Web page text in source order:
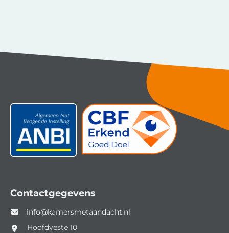
Contactgegevens
info@kamersmetaandacht.nl
Hoofdveste 10